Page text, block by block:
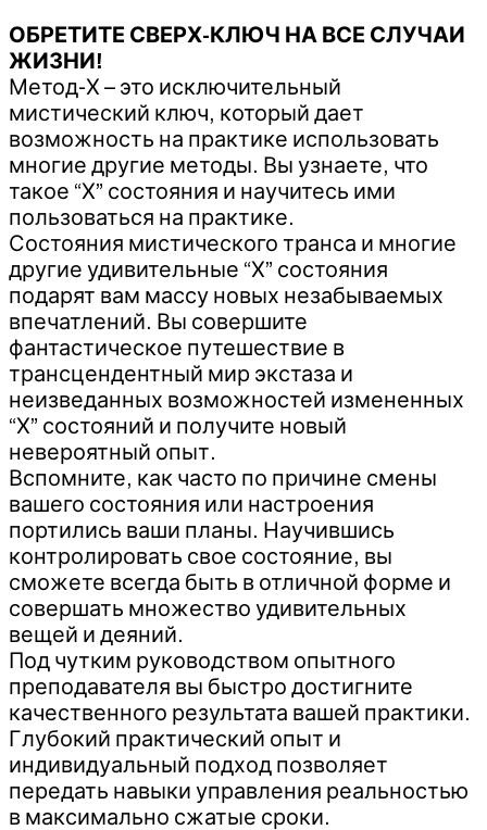
ОБРЕТИТЕ СВЕРХ-КЛЮЧ НА ВСЕ СЛУЧАИ
ЖИЗНИ!
Метод-Х – это исключительный
мистический ключ, который дает
возможность на практике использовать
многие другие методы. Вы узнаете, что
такое “Х” состояния и научитесь ими
пользоваться на практике.
Состояния мистического транса и многие
другие удивительные “Х” состояния
подарят вам массу новых незабываемых
впечатлений. Вы совершите
фантастическое путешествие в
трансцендентный мир экстаза и
неизведанных возможностей измененных
“Х” состояний и получите новый
невероятный опыт.
Вспомните, как часто по причине смены
вашего состояния или настроения
портились ваши планы. Научившись
контролировать свое состояние, вы
сможете всегда быть в отличной форме и
совершать множество удивительных
вещей и деяний.
Под чутким руководством опытного
преподавателя вы быстро достигните
качественного результата вашей практики.
Глубокий практический опыт и
индивидуальный подход позволяет
передать навыки управления реальностью
в максимально сжатые сроки.